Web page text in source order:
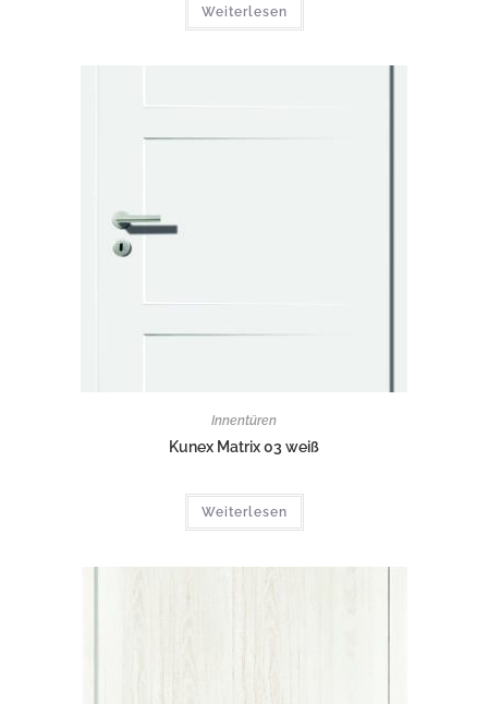
Weiterlesen
Innentüren
Kunex Matrix 03 weiß
Weiterlesen